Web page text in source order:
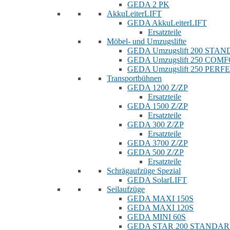
GEDA 2 PK
AkkuLeiterLIFT
GEDA AkkuLeiterLIFT
Ersatzteile
Möbel- und Umzugslifte
GEDA Umzugslift 200
GEDA Umzugslift 250
GEDA Umzugslift 250
Transportbühnen
GEDA 1200 Z/ZP
Ersatzteile
GEDA 1500 Z/ZP
Ersatzteile
GEDA 300 Z/ZP
Ersatzteile
GEDA 3700 Z/ZP
GEDA 500 Z/ZP
Ersatzteile
Schrägaufzüge Spezial
GEDA SolarLIFT
Seilaufzüge
GEDA MAXI 150S
GEDA MAXI 120S
GEDA MINI 60S
GEDA STAR 200